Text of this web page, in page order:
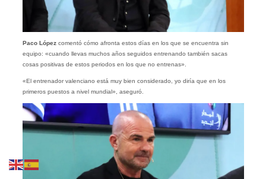
Paco López comentó cómo afronta estos días en los que se encuentra sin
equipo: «cuando llevas muchos años seguidos entrenando también sacas
cosas positivas de estos periodos en los que no entrenas».
«El entrenador valenciano está muy bien considerado, yo diría que en los
primeros puestos a nivel mundial», aseguró.